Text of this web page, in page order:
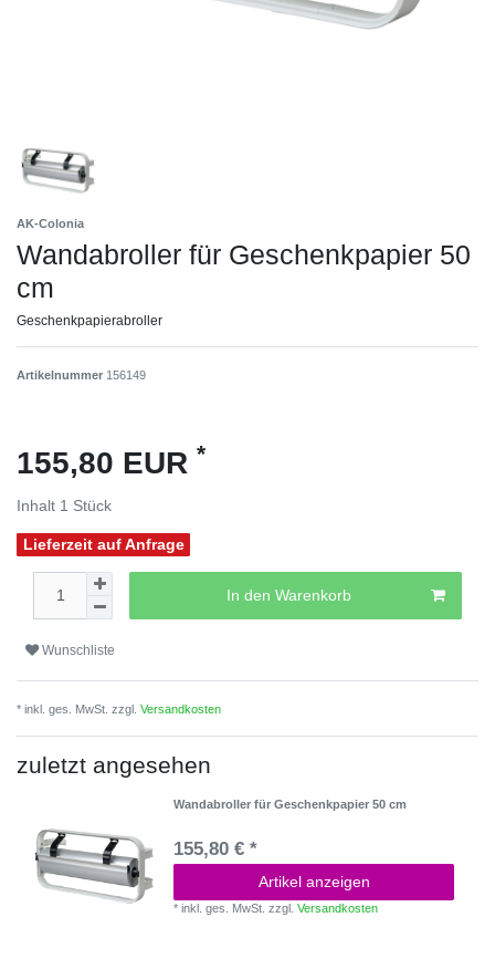
AK-Colonia
Wandabroller für Geschenkpapier 50
cm
Geschenkpapierabroller
Artikelnummer 156149
155,80 EUR *
Inhalt 1 Stück
Lieferzeit auf Anfrage
In den Warenkorb
Wunschliste
* inkl. ges. MwSt. zzgl. Versandkosten
zuletzt angesehen
Wandabroller für Geschenkpapier 50 cm
155,80 € *
Artikel anzeigen
*inkl. ges. MwSt. zzgl.Versandkosten